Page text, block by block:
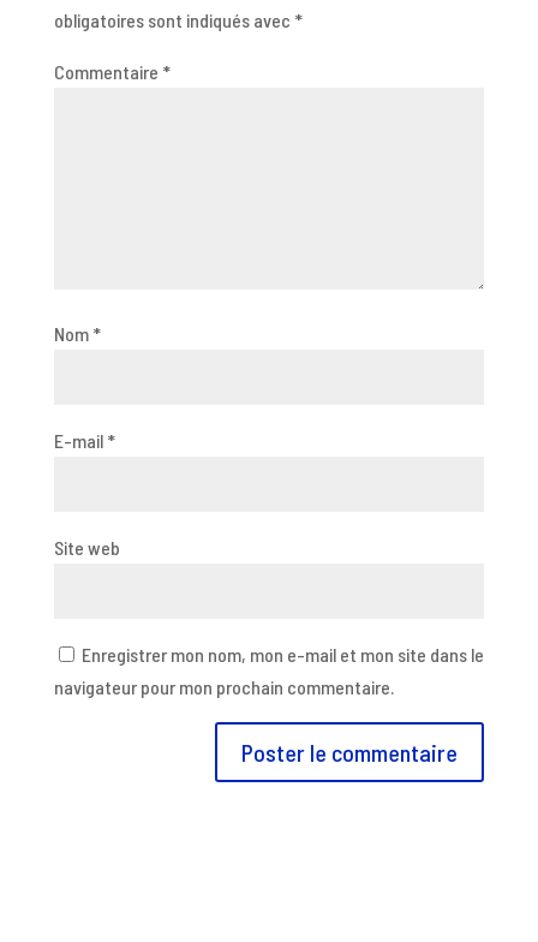
obligatoires sont indiqués avec *
Commentaire *
Nom *
E-mail *
Site web
Enregistrer mon nom, mon e-mail et mon site dans le
navigateur pour mon prochain commentaire.